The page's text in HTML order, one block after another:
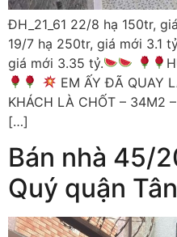
ĐH_21_61 22/8 hạ 150tr,
19/7 hạ 250tr, giá mới 3.1
giá mới 3.35 tỷ.
EM ẤY ĐÃ QUAY
KHÁCH LÀ CHỐT – 34M2
[…]
Bán nhà 45/
Quý quận